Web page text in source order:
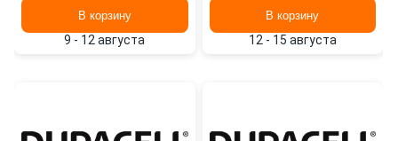
В корзину
9 - 12 августа
блистер Б0037В корзину
12 - 15 августа